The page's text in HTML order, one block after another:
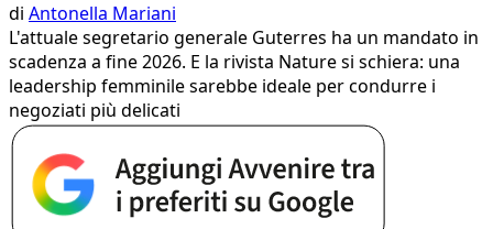
di Antonella Mariani
L'attuale segretario generale Guterres ha un mandato in
scadenza a fine 2026. E la rivista Nature si schiera: una
leadership femminile sarebbe ideale per condurre i
negoziati più delicati